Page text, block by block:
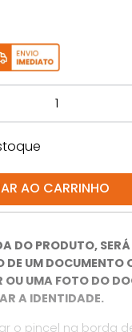
AO CARRINHO
DO PRODUTO,
DE UM DOCUMENTO
OU UMA FOTO DO
A IDENTIDADE.
o pincel na borda